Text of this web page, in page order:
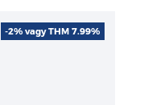
-2% vagy THM 7.99%